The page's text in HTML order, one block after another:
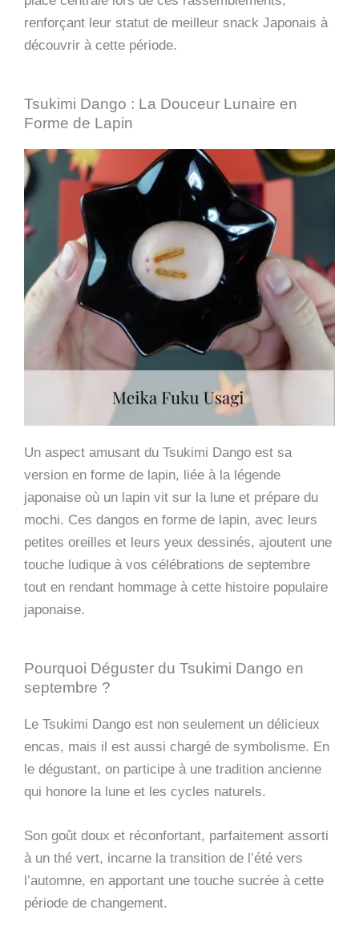
renforçant leur statut de meilleur snack Japonais à
découvrir à cette période.
Tsukimi Dango : La Douceur Lunaire en
Forme de Lapin
Un aspect amusant du Tsukimi Dango est sa
version en forme de lapin, liée à la légende
japonaise où un lapin vit sur la lune et prépare du
mochi. Ces dangos en forme de lapin, avec leurs
petites oreilles et leurs yeux dessinés, ajoutent une
touche ludique à vos célébrations de septembre
tout en rendant hommage à cette histoire populaire
japonaise.
Pourquoi Déguster du Tsukimi Dango en
septembre ?
Le Tsukimi Dango est non seulement un délicieux
encas, mais il est aussi chargé de symbolisme. En
le dégustant, on participe à une tradition ancienne
qui honore la lune et les cycles naturels.
Son goût doux et réconfortant, parfaitement assorti
à un thé vert, incarne la transition de l’été vers
l’automne, en apportant une touche sucrée à cette
période de changement.